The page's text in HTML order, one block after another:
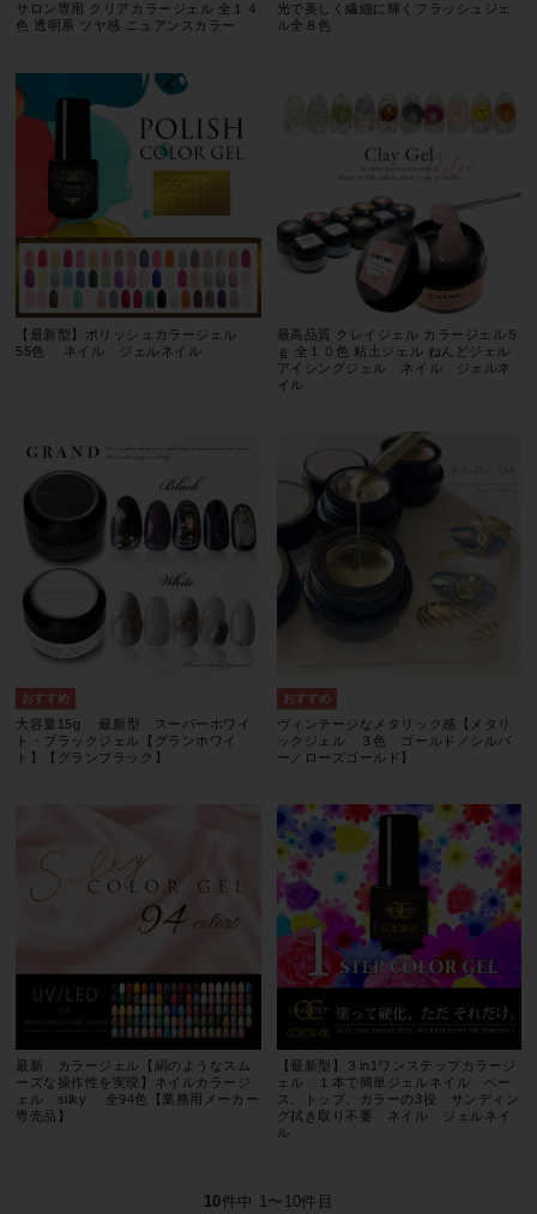
サロン専用 クリアカラージェル 全１４
色 透明系 ツヤ感 ニュアンスカラー
光で美しく繊細に輝くフラッシュジェ
ル全８色
【最新型】ポリッシュカラージェル
55色 ネイル ジェルネイル
最高品質 クレイジェル カラージェル５
ｇ 全１０色 粘土ジェル ねんどジェル
アイシングジェル ネイル ジェルネ
イル
大容量15g 最新型 スーパーホワイ
ト・ブラックジェル【グランホワイ
ト】【グランブラック】
ヴィンテージなメタリック感【メタリ
ックジェル ３色 ゴールド／シルバ
ー／ローズゴールド】
最新 カラージェル【絹のようなスム
ーズな操作性を実現】ネイルカラージ
ェル silky 全94色【業務用メーカー
専売品】
【最新型】３in1ワンステップカラージ
ェル １本で簡単ジェルネイル ベー
ス、トップ、カラーの3役 サンディン
グ拭き取り不要 ネイル ジェルネイ
ル
10件中 1〜10件目